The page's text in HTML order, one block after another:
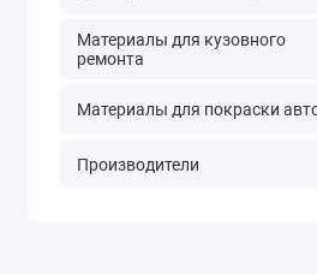
Материалы для кузовного
ремонта
Материалы для покраски
Производители